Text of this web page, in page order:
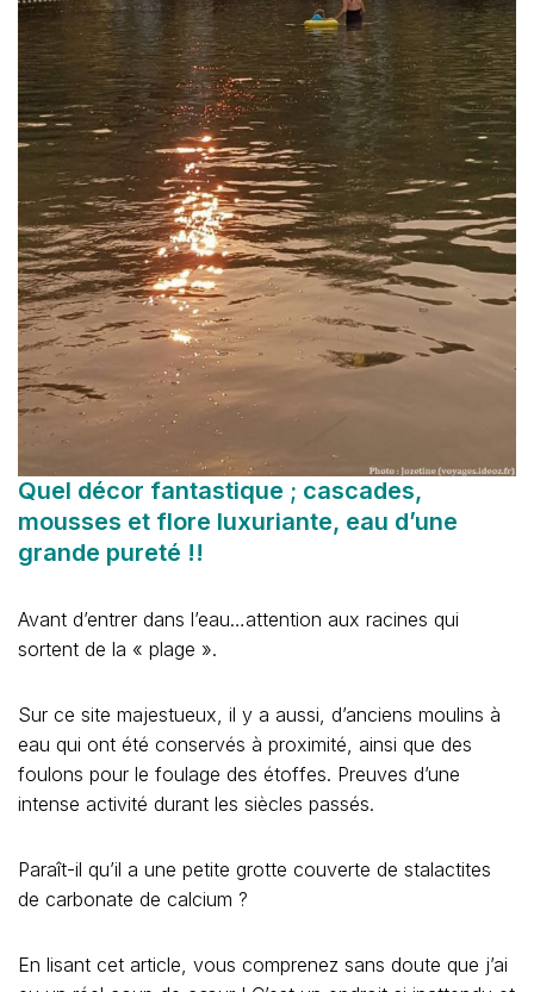
Quel décor fantastique ; cascades,
mousses et flore luxuriante, eau d’une
grande pureté !!
Avant d’entrer dans l’eau…attention aux racines qui
sortent de la « plage ».
Sur ce site majestueux, il y a aussi, d’anciens moulins à
eau qui ont été conservés à proximité, ainsi que des
foulons pour le foulage des étoffes. Preuves d’une
intense activité durant les siècles passés.
Paraît-il qu’il a une petite grotte couverte de stalactites
de carbonate de calcium ?
En lisant cet article, vous comprenez sans doute que j’ai